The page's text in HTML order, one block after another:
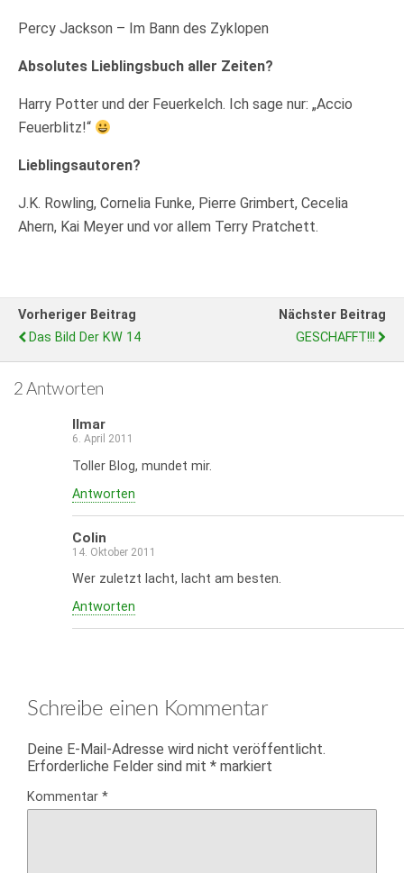
Percy Jackson – Im Bann des Zyklopen
Absolutes Lieblingsbuch aller Zeiten?
Harry Potter und der Feuerkelch. Ich sage nur: „Accio
Feuerblitz!“
Lieblingsautoren?
J.K. Rowling, Cornelia Funke, Pierre Grimbert, Cecelia
Ahern, Kai Meyer und vor allem Terry Pratchett.
Vorheriger Beitrag
Das Bild Der KW 14
Nächster Beitrag
GESCHAFFT!!!
2 Antworten
Ilmar
6. April 2011
Toller Blog, mundet mir.
Antworten
Colin
14. Oktober 2011
Wer zuletzt lacht, lacht am besten.
Antworten
Schreibe einen Kommentar
Deine E-Mail-Adresse wird nicht veröffentlicht.
Erforderliche Felder sind mit * markiert
Kommentar *